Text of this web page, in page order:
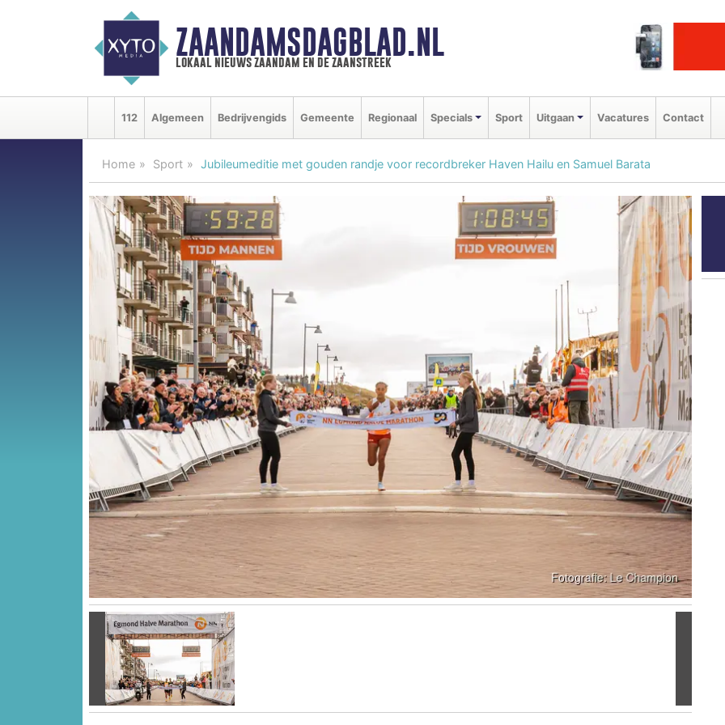
ZAANDAMSDAGBLAD.NL
lokaal nieuws zaandam en de zaanstreek
112 Algemeen Bedrijvengids Gemeente Regionaal Specials Sport Uitgaan Vacatures Contact
Home Sport Jubileumeditie met gouden randje voor recordbreker Haven Hailu en Samuel Barata
Vorige